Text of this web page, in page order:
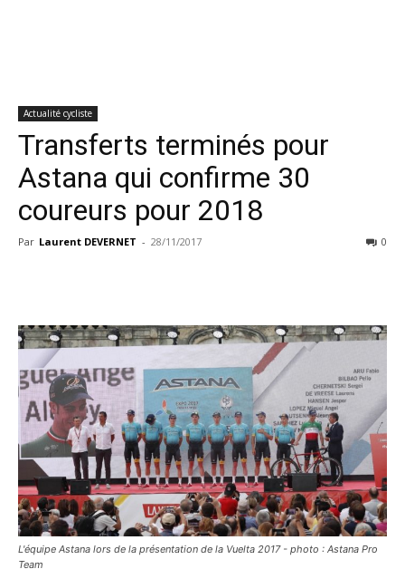
Actualité cycliste
Transferts terminés pour
Astana qui confirme 30
coureurs pour 2018
Par Laurent DEVERNET - 28/11/2017 0
L'équipe Astana lors de la présentation de la Vuelta 2017 - photo : Astana Pro
Team